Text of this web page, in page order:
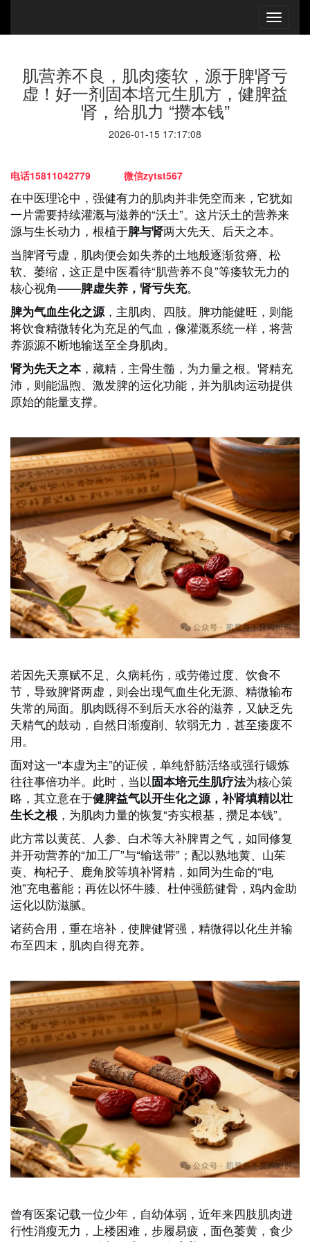
肌营养不良，肌肉痿软，源于脾肾亏
虚！好一剂固本培元生肌方，健脾益
肾，给肌力 “攒本钱”
2026-01-15 17:17:08
电话15811042779 微信zytst567
在中医理论中，强健有力的肌肉并非凭空而来，它犹如
一片需要持续灌溉与滋养的“沃土”。这片沃土的营养来
源与生长动力，根植于脾与肾两大先天、后天之本。
当脾肾亏虚，肌肉便会如失养的土地般逐渐贫瘠、松
软、萎缩，这正是中医看待“肌营养不良”等痿软无力的
核心视角——脾虚失养，肾亏失充。
脾为气血生化之源，主肌肉、四肢。脾功能健旺，则能
将饮食精微转化为充足的气血，像灌溉系统一样，将营
养源源不断地输送至全身肌肉。
肾为先天之本，藏精，主骨生髓，为力量之根。肾精充
沛，则能温煦、激发脾的运化功能，并为肌肉运动提供
原始的能量支撑。
若因先天禀赋不足、久病耗伤，或劳倦过度、饮食不
节，导致脾肾两虚，则会出现气血生化无源、精微输布
失常的局面。肌肉既得不到后天水谷的滋养，又缺乏先
天精气的鼓动，自然日渐瘦削、软弱无力，甚至痿废不
用。
面对这一“本虚为主”的证候，单纯舒筋活络或强行锻炼
往往事倍功半。此时，当以固本培元生肌疗法为核心策
略，其立意在于健脾益气以开生化之源，补肾填精以壮
生长之根 ，为肌肉力量的恢复“夯实根基，攒足本钱”。
此方常以黄芪、人参、白术等大补脾胃之气，如同修复
并开动营养的“加工厂”与“输送带”；配以熟地黄、山茱
萸、枸杞子、鹿角胶等填补肾精，如同为生命的“电
池”充电蓄能；再佐以怀牛膝、杜仲强筋健骨，鸡内金助
运化以防滋腻。
诸药合用，重在培补，使脾健肾强，精微得以化生并输
布至四末，肌肉自得充养。
曾有医案记载一位少年，自幼体弱，近年来四肢肌肉进
行性消瘦无力，上楼困难，步履易疲，面色萎黄，食少